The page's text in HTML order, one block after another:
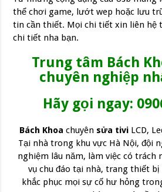
thể chơi game, lướt wep hoặc lưu
tin cần thiết. Mọi chi tiết xin liên hệ
chi tiết nha bạn.
Trung tâm Bách
chuyên nghiệp
Hãy gọi ngay:
Bách Khoa chuyên sửa tivi LCD,
Tại nhà trong khu vực Hà Nội, đội
nghiệm lâu năm, làm việc có trách
vụ chu đáo tại nhà, trang thiết bị
khắc phục mọi sự cố hư hỏng